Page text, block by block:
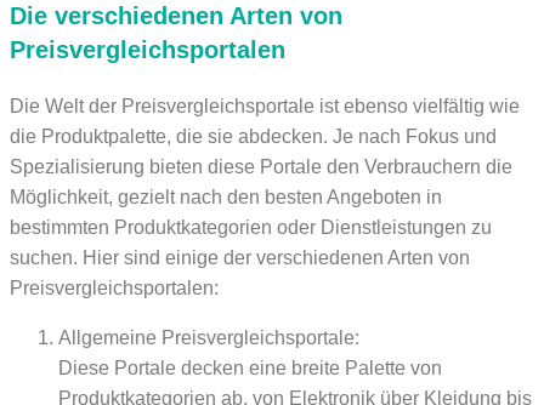
Die verschiedenen Arten von
Preisvergleichsportalen
Die Welt der Preisvergleichsportale ist ebenso vielfältig wie
die Produktpalette, die sie abdecken. Je nach Fokus und
Spezialisierung bieten diese Portale den Verbrauchern die
Möglichkeit, gezielt nach den besten Angeboten in
bestimmten Produktkategorien oder Dienstleistungen zu
suchen. Hier sind einige der verschiedenen Arten von
Preisvergleichsportalen:
Allgemeine Preisvergleichsportale:
Diese Portale decken eine breite Palette von
Produktkategorien ab, von Elektronik über Kleidung bis